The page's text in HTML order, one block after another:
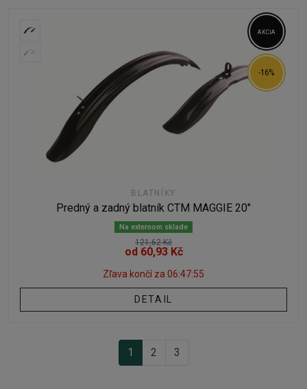
AKCIA
-16%
BLATNÍKY
Predný a zadný blatník CTM MAGGIE 20"
Na externom sklade
121,62 Kč
od 60,93 Kč
Zľava končí za 06:47:54
DETAIL
1 2 3